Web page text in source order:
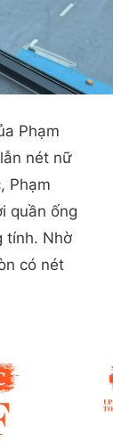
Phạm
nét nữ
Phạm
quần ống
tính. Nhờ
có nét